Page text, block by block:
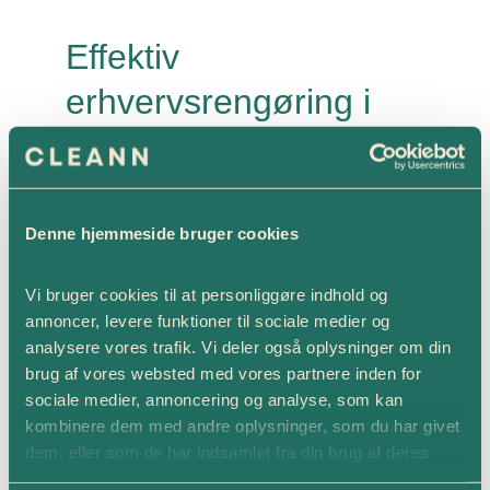
Denne hjemmeside bruger cookies
Vi bruger cookies til at personliggøre indhold og
annoncer, levere funktioner til sociale medier og
analysere vores trafik. Vi deler også oplysninger om din
brug af vores websted med vores partnere inden for
sociale medier, annoncering og analyse, som kan
kombinere dem med andre oplysninger, som du har givet
dem, eller som de har indsamlet fra din brug af deres
Effektiv
erhvervsrengøring i
Storkøbenhavn
uforpligtende tilbud på erhvervsrengøring! Vi tilbyder
størrelse og opgavernes omfang, så du får lige nøjagtig
den service, der passer til din virksomhed.
Vi tilbyder både rengøring af kontorområder,
fællesområder, vinduespolering eller hvad end der
passer til jeres præferencer.
Kontakt os i dag og hør mere om, hvilke ydelser vi kan
tilbyde din virksomhed i Ishøj og resten af